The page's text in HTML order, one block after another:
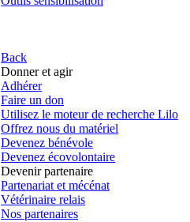
Back
Donner et agir
Adhérer
Faire un don
Utilisez le moteur de recherche Lilo
Offrez nous du matériel
Devenez bénévole
Devenez écovolontaire
Devenir partenaire
Partenariat et mécénat
Vétérinaire relais
Nos partenaires